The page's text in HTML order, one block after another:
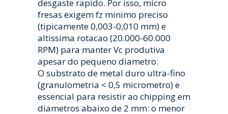
desgaste rapido. Por isso, micro
fresas exigem fz minimo preciso
(tipicamente 0,003-0,010 mm) e
altissima rotacao (20.000-60.000
RPM) para manter Vc produtiva
apesar do pequeno diametro.
O substrato de metal duro ultra-fino
(granulometria < 0,5 micrometro) e
essencial para resistir ao chipping em
diametros abaixo de 2 mm: o menor